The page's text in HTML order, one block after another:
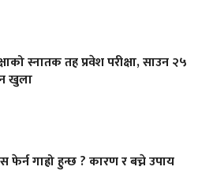
स्नातक तह प्रवेश परीक्षा, साउन २५
खुला
फेर्न गाह्रो हुन्छ ? कारण र बच्ने उपाय